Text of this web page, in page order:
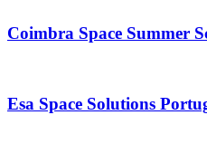
Coimbra Space Summer
Esa Space Solutions